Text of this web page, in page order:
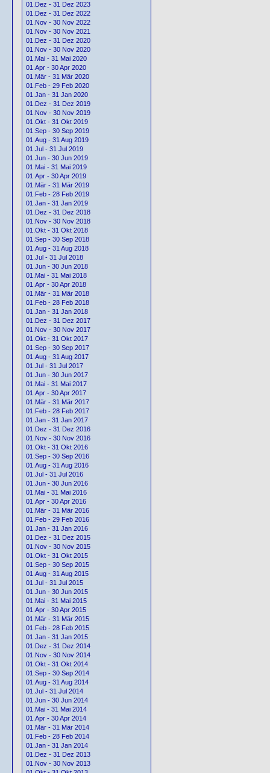
01.Dez - 31 Dez 2023
01.Dez - 31 Dez 2022
01.Nov - 30 Nov 2022
01.Nov - 30 Nov 2021
01.Dez - 31 Dez 2020
01.Nov - 30 Nov 2020
01.Mai - 31 Mai 2020
01.Apr - 30 Apr 2020
01.Mär - 31 Mär 2020
01.Feb - 29 Feb 2020
01.Jan - 31 Jan 2020
01.Dez - 31 Dez 2019
01.Nov - 30 Nov 2019
01.Okt - 31 Okt 2019
01.Sep - 30 Sep 2019
01.Aug - 31 Aug 2019
01.Jul - 31 Jul 2019
01.Jun - 30 Jun 2019
01.Mai - 31 Mai 2019
01.Apr - 30 Apr 2019
01.Mär - 31 Mär 2019
01.Feb - 28 Feb 2019
01.Jan - 31 Jan 2019
01.Dez - 31 Dez 2018
01.Nov - 30 Nov 2018
01.Okt - 31 Okt 2018
01.Sep - 30 Sep 2018
01.Aug - 31 Aug 2018
01.Jul - 31 Jul 2018
01.Jun - 30 Jun 2018
01.Mai - 31 Mai 2018
01.Apr - 30 Apr 2018
01.Mär - 31 Mär 2018
01.Feb - 28 Feb 2018
01.Jan - 31 Jan 2018
01.Dez - 31 Dez 2017
01.Nov - 30 Nov 2017
01.Okt - 31 Okt 2017
01.Sep - 30 Sep 2017
01.Aug - 31 Aug 2017
01.Jul - 31 Jul 2017
01.Jun - 30 Jun 2017
01.Mai - 31 Mai 2017
01.Apr - 30 Apr 2017
01.Mär - 31 Mär 2017
01.Feb - 28 Feb 2017
01.Jan - 31 Jan 2017
01.Dez - 31 Dez 2016
01.Nov - 30 Nov 2016
01.Okt - 31 Okt 2016
01.Sep - 30 Sep 2016
01.Aug - 31 Aug 2016
01.Jul - 31 Jul 2016
01.Jun - 30 Jun 2016
01.Mai - 31 Mai 2016
01.Apr - 30 Apr 2016
01.Mär - 31 Mär 2016
01.Feb - 29 Feb 2016
01.Jan - 31 Jan 2016
01.Dez - 31 Dez 2015
01.Nov - 30 Nov 2015
01.Okt - 31 Okt 2015
01.Sep - 30 Sep 2015
01.Aug - 31 Aug 2015
01.Jul - 31 Jul 2015
01.Jun - 30 Jun 2015
01.Mai - 31 Mai 2015
01.Apr - 30 Apr 2015
01.Mär - 31 Mär 2015
01.Feb - 28 Feb 2015
01.Jan - 31 Jan 2015
01.Dez - 31 Dez 2014
01.Nov - 30 Nov 2014
01.Okt - 31 Okt 2014
01.Sep - 30 Sep 2014
01.Aug - 31 Aug 2014
01.Jul - 31 Jul 2014
01.Jun - 30 Jun 2014
01.Mai - 31 Mai 2014
01.Apr - 30 Apr 2014
01.Mär - 31 Mär 2014
01.Feb - 28 Feb 2014
01.Jan - 31 Jan 2014
01.Dez - 31 Dez 2013
01.Nov - 30 Nov 2013